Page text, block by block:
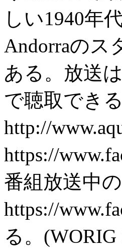
しい1940年
Andorraのス
ある。放送
で聴取でき
http://
https://
番組放送中
https://
る。(WORIG